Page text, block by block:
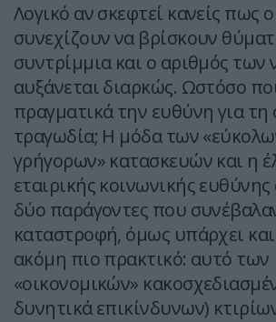
Λογικό αν σκεφτεί κανείς πως
συνεχίζουν να βρίσκουν
συντρίμμια και ο αριθμός των
αυξάνεται διαρκώς. Ωστόσο
πραγματικά την ευθύνη για τη
τραγωδία; Η μόδα των
γρήγορων» κατασκευών και η
εταιρικής κοινωνικής
δύο παράγοντες που
καταστροφή, όμως υπάρχει
ακόμη πιο πρακτικό: αυτό των
«οικονομικών»
δυνητικά επικίνδυνων)